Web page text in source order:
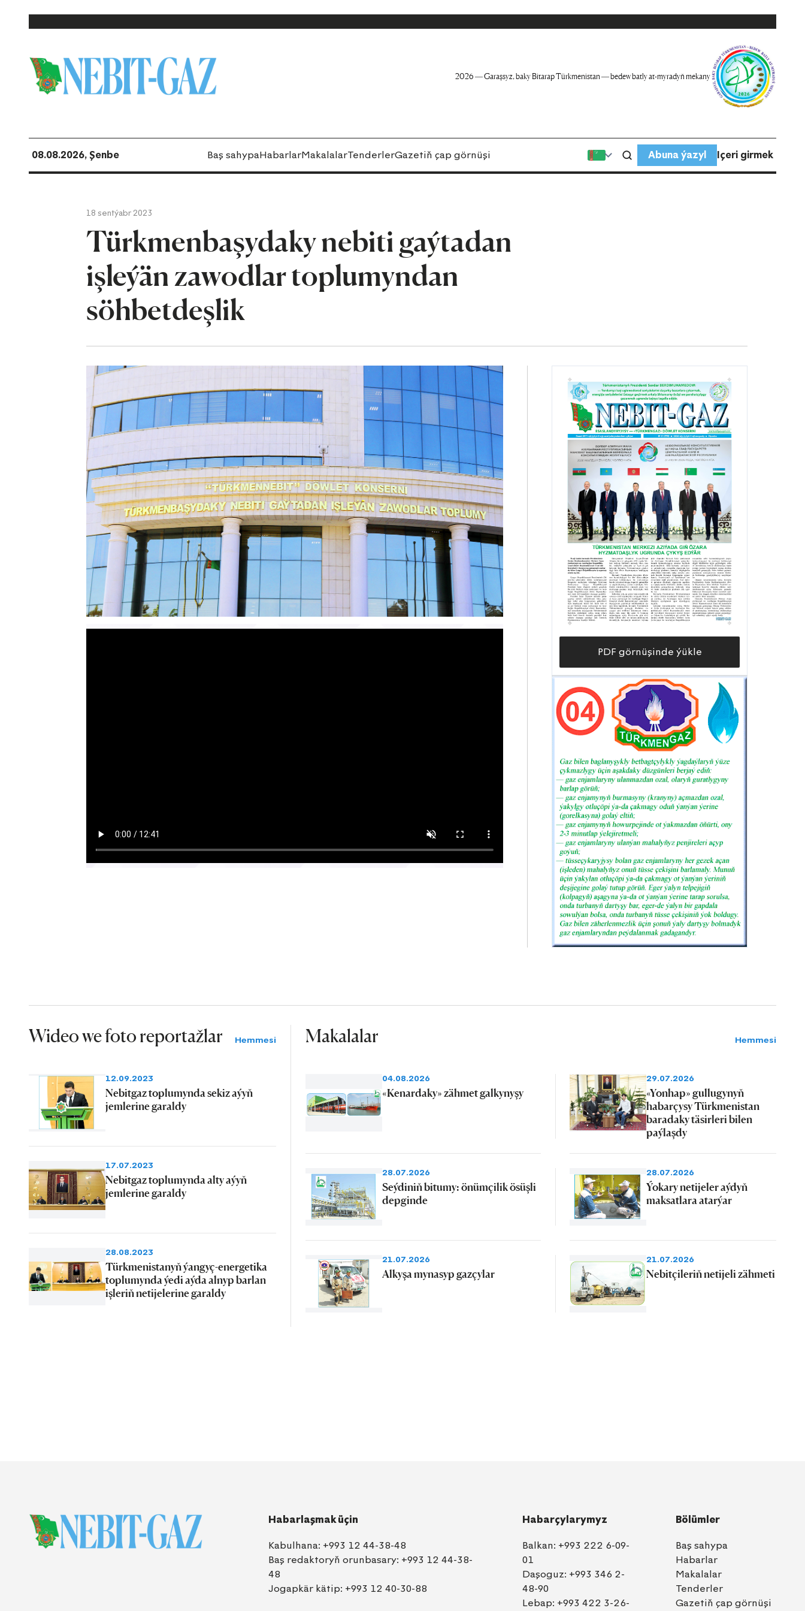
2026 — Garaşsyz, baky Bitarap Türkmenistan — bedew batly at-myradyň mekany
08.08.2026, Şenbe Baş sahypaHabarlarMakalalarTenderlerGazetiň çap görnüşi Abuna ýazyl Içeri girmek
18 sentýabr 2023
Türkmenbaşydaky nebiti gaýtadan
işleýän zawodlar toplumyndan
söhbetdeşlik
PDF görnüşinde ýükle
Wideo we foto reportažlar Hemmesi
12.09.2023
Nebitgaz toplumynda sekiz aýyň
jemlerine garaldy
17.07.2023
Nebitgaz toplumynda alty aýyň
jemlerine garaldy
28.08.2023
Türkmenistanyň ýangyç-energetika
toplumynda ýedi aýda alnyp barlan
işleriň netijelerine garaldy
Makalalar Hemmesi
04.08.2026
«Kenardaky» zähmet galkynyşy
29.07.2026
«Yonhap» gullugynyň
habarçysy Türkmenistan
baradaky täsirleri bilen
paýlaşdy
28.07.2026
Seýdiniň bitumy: önümçilik ösüşli
depginde
28.07.2026
Ýokary netijeler aýdyň
maksatlara atarýar
21.07.2026
Alkyşa mynasyp gazçylar
21.07.2026
Nebitçileriň netijeli zähmeti
Habarlaşmak üçin
Kabulhana: +993 12 44-38-48
Baş redaktoryň orunbasary: +993 12 44-38-
48
Jogapkär kätip: +993 12 40-30-88
Habarçylarymyz
Balkan: +993 222 6-09-
01
Daşoguz: +993 346 2-
48-90
Lebap: +993 422 3-26-
Bölümler
Baş sahypa
Habarlar
Makalalar
Tenderler
Gazetiň çap görnüşi